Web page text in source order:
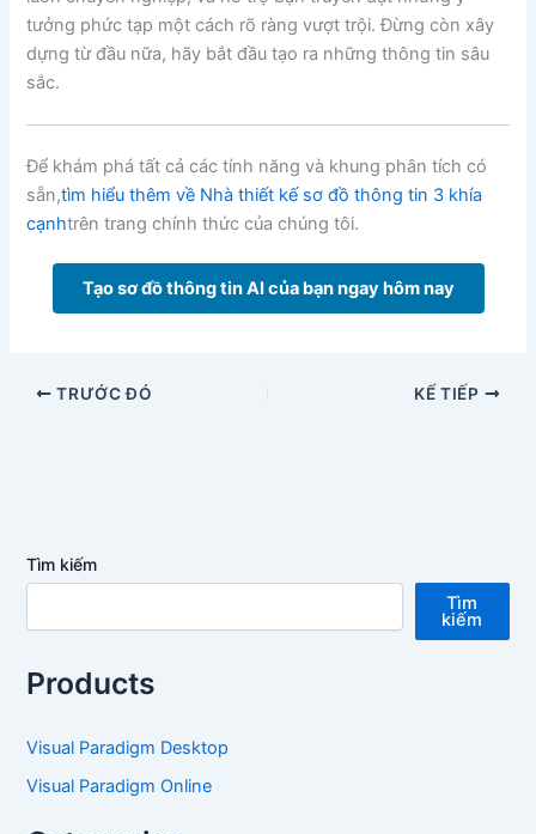
tưởng phức tạp một cách rõ ràng vượt trội. Đừng còn xây
dựng từ đầu nữa, hãy bắt đầu tạo ra những thông tin sâu
sắc.
Để khám phá tất cả các tính năng và khung phân tích có
sẵn,tìm hiểu thêm về Nhà thiết kế sơ đồ thông tin 3 khía
cạnhtrên trang chính thức của chúng tôi.
Tạo sơ đồ thông tin AI của bạn ngay hôm nay
TRƯỚC ĐÓ KẾ TIẾP
Tìm kiếm
Tìm
kiếm
Products
Visual Paradigm Desktop
Visual Paradigm Online